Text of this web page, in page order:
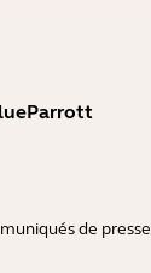
de presse